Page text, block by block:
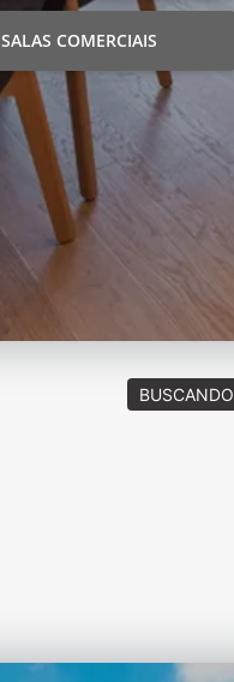
SALAS COMERCIAIS
BUSCANDO